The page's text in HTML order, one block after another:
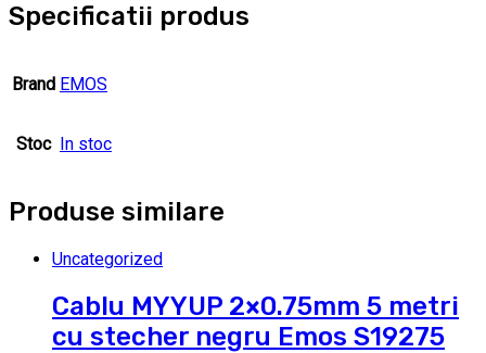
Specificatii produs
Brand EMOS
Stoc In stoc
Produse similare
Uncategorized
Cablu MYYUP 2×0.75mm 5 metri
cu stecher negru Emos S19275